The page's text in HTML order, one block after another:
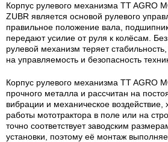
Корпус рулевого механизма TT AGRO
ZUBR является основой рулевого
правильное положение вала,
передают усилие от руля к колёсам.
рулевой механизм теряет
на управляемость и безопасность
Корпус рулевого механизма TT AGRO
прочного металла и рассчитан на
вибрации и механическое воздействие,
работы мототрактора в поле или на
точно соответствует заводским
установки, поэтому её монтаж